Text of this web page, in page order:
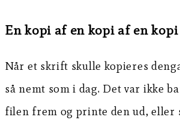
En kopi af en kopi af en kopi
Når et skrift skulle kopieres
så nemt som i dag. Det var ikke
filen frem og printe den ud, eller